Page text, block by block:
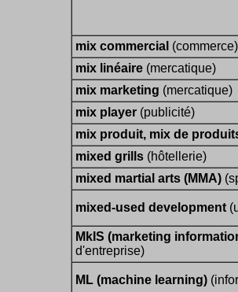
mix commercial (commerce)
mix linéaire (mercatique)
mix marketing (mercatique)
mix player (publicité)
mix produit, mix de
mixed grills (hôtellerie)
mixed martial arts (MMA)
mixed-used development
MkIS (marketing
d'entreprise)
ML (machine learning)